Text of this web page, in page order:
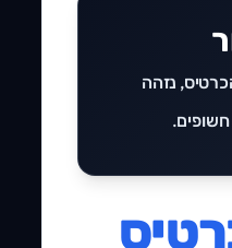
נזהה
חשופים.